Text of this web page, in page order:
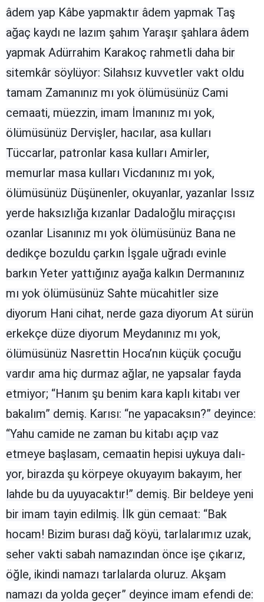
Hakkari
Hatay
Isparta
Mersin
İstanbul
İzmir
Kastamonu
Kayseri
Kırklareli
Kırşehir
Kütahya
Malatya
Manisa
Kahramanmaraş
Muğla
Muş
Nevşehir
Ordu
Rize
Sakarya
âdem yap Kâbe yapmaktır âdem yapmak Taş
ağaç kaydı ne lazım şahım Yaraşır şahlara âdem
yapmak Adürrahim Karakoç rahmetli daha bir
sitemkâr söylü­yor: Silahsız kuvvetler vakt oldu
tamam Zamanınız mı yok ölümüsünüz Cami
cemaati, müezzin, imam İmanınız mı yok,
ölümüsünüz Dervişler, hacılar, asa kulları
Tüccarlar, patronlar kasa kulları Amirler,
memurlar masa kulları Vicdanınız mı yok,
ölümüsünüz Düşünenler, okuyanlar, yazanlar Issız
yerde haksızlığa kızanlar Dadaloğlu miraççısı
ozanlar Lisanınız mı yok ölümüsünüz Bana ne
dedikçe bozuldu çarkın İşgale uğradı evinle
barkın Yeter yattığınız ayağa kalkın Dermanınız
mı yok ölümüsünüz Sahte mücahitler size
diyorum Hani cihat, nerde gaza diyorum At sürün
erkekçe düze diyorum Meydanınız mı yok,
ölümüsünüz Nasrettin Hoca’nın küçük çocuğu
vardır ama hiç durmaz ağlar, ne yap­salar fayda
etmiyor; “Hanım şu be­nim kara kaplı kitabı ver
bakalım” demiş. Karısı: “ne ya­pacaksın?” deyince:
“Yahu camide ne zaman bu kitabı açıp vaz
etmeye başlasam, cemaatin hepisi uykuya dalı­
yor, birazda şu kör­peye okuya­yım bakayım, her
lahde bu da uyuyacaktır!” de­miş. Bir beldeye yeni
bir imam tayin edilmiş. İlk gün ce­maat: “Bak
hocam! Bizim burası dağ köyü, tarlalarımız uzak,
seher vakti sabah namazından önce işe çıkarız,
öğle, ikindi namazı tarlalarda oluruz. Akşam
namazı da yolda geçer” deyince imam efendi de: